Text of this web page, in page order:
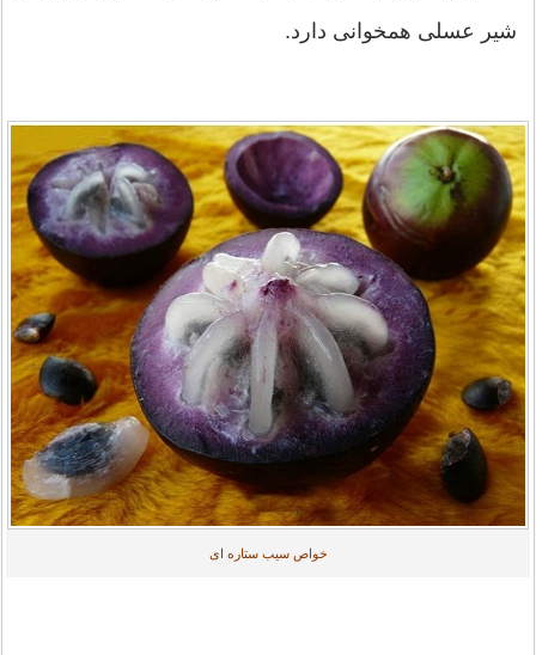
شیر عسلی همخوانی دارد.
خواص سیب ستاره ای